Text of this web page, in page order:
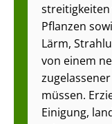
Pflanzen
Lärm,
von einem
müssen.
Einigung,